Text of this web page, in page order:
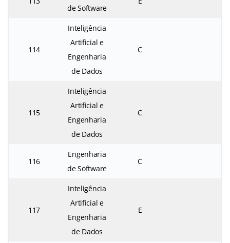
de Software
114
Inteligência
Artificial e
Engenharia
de Dados
C
115
Inteligência
Artificial e
Engenharia
de Dados
C
116
Engenharia
de Software
C
117
Inteligência
Artificial e
Engenharia
de Dados
E